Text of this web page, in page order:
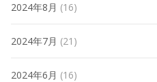
2024年8月 (16)
2024年7月 (21)
2024年6月 (16)